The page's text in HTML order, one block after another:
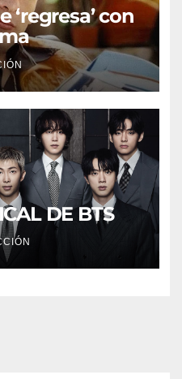
‘regresa’ con
DE BTS